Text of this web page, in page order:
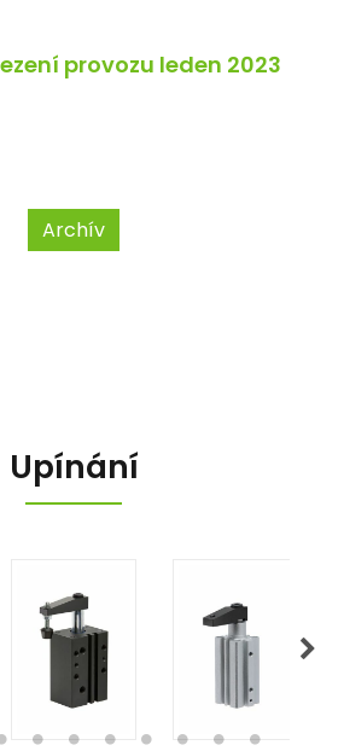
provozu leden 2023
Archív
Upínání